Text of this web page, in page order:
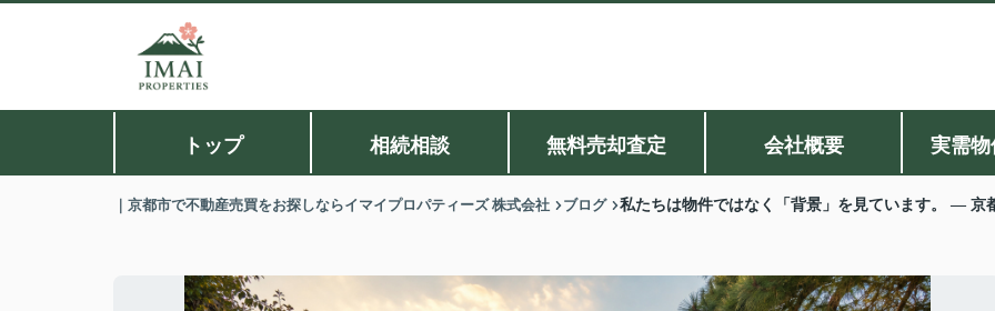
トップ 相続相談 無料売却査定 会社概要 実需
｜京都市で不動産売買をお探しならイマイプロパティーズ 株式会社 ブログ 私たちは物件ではなく「背景」を見ています。 ―